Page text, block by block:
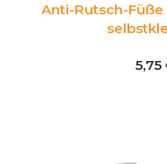
Anti-Rutsch-Füße
5,75